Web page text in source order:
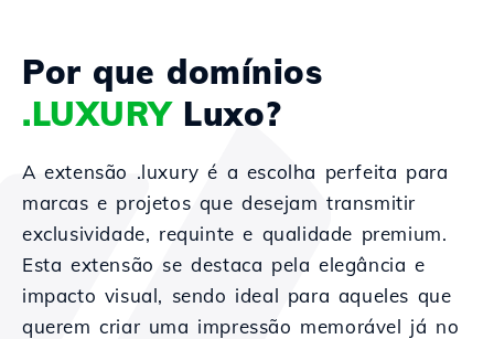
Por que domínios
.LUXURYLuxo?
A extensão .luxury é a escolha perfeita para
marcas e projetos que desejam transmitir
exclusividade, requinte e qualidade premium.
Esta extensão se destaca pela elegância e
impacto visual, sendo ideal para aqueles que
querem criar uma impressão memorável já no